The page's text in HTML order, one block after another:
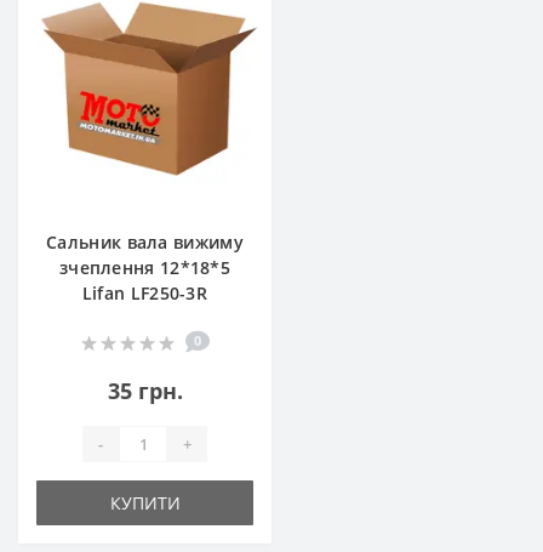
Сальник вала вижиму
зчеплення 12*18*5
Lifan LF250-3R
0
35 грн.
- +
КУПИТИ